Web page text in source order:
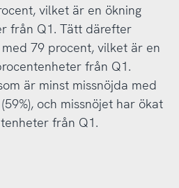
vilket är en ökning
från Q1. Tätt därefter
79 procent, vilket är en
från Q1.
är minst missnöjda med
och missnöjet har ökat
från Q1.